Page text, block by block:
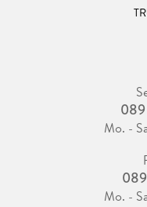
Mo. -
Mo. -